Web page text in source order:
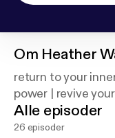
Om Heather
return to your
power | revive
Alle episoder
26 episoder